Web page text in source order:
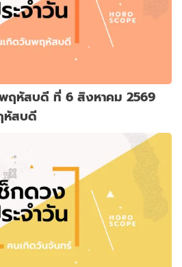
ฤหัสบดี ที่ 6 สิงหาคม 2569
หัสบดี